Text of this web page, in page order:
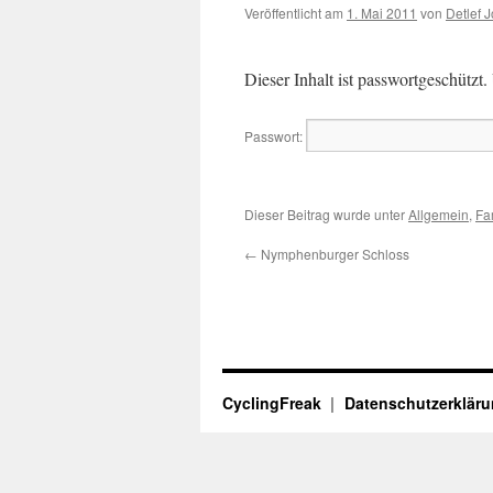
Veröffentlicht am 1. Mai 2011 von Detlef
Dieser Inhalt ist
Passwort:
Dieser Beitrag wurde unterAllgemein,
← Nymphenburger Schloss
CyclingFreak